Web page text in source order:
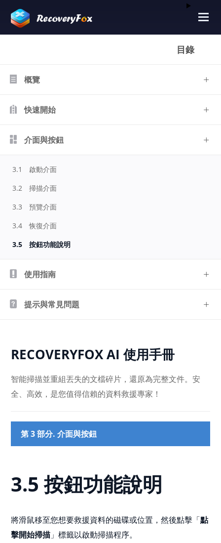
目錄
概覽
快速開始
介面與按鈕
3.1
啟動介面
3.2
掃描介面
3.3
預覽介面
3.4
恢復介面
3.5
按鈕功能說明
使用指南
提示與常見問題
RECOVERYFOX AI 使用手冊
智能掃描並重組丟失的文檔碎片，還原為完整文件。安
全、高效，是您值得信賴的資料救援專家！
第 3 部分. 介面與按鈕
3.5 按鈕功能說明
將滑鼠移至您想要救援資料的磁碟或位置，然後點擊「點
擊開始掃描 」標籤以啟動掃描程序。